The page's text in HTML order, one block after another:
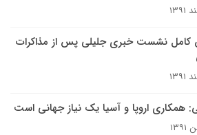
کامل نشست خبری جلیلی پس از مذاکرات
همکاری اروپا و آسیا یک نیاز جهانی است